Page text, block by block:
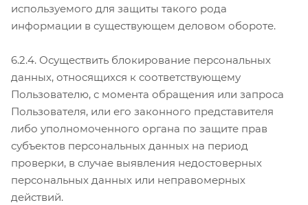
используемого для защиты такого рода
информации в существующем деловом обороте.
6.2.4. Осуществить блокирование персональных
данных, относящихся к соответствующему
Пользователю, с момента обращения или запроса
Пользователя, или его законного представителя
либо уполномоченного органа по защите прав
субъектов персональных данных на период
проверки, в случае выявления недостоверных
персональных данных или неправомерных
действий.